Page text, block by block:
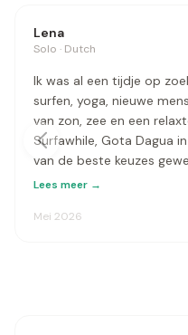
Lena
Solo · Dutch
Ik was al een tijdje op
surfen, yoga, nieuwe
van zon, zee en een
Surfawhile, Gota Dagua
van de beste keuzes
gemaakt. Ik kwam alleen
familie voelde. De sfeer
Lees meer →
Mei 2026